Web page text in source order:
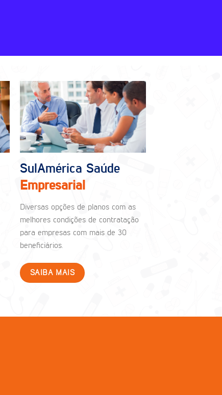
SulAmérica Saúde
Empresarial
Diversas opções de planos com as
melhores condições de contratação
para empresas com mais de 30
beneficiários.
SAIBA MAIS